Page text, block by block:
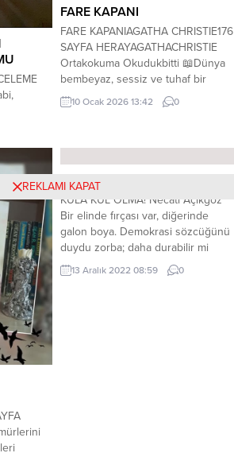
İslam
Büyük
biraz
de ilk
bitecek
FARE KAPANI
FARE KAPANIAGATHA CHRISTIE176
SAYFA HERAYAGATHACHRISTIE
Ortakokuma Okudukbitti 📖Dünya
bembeyaz, sessiz ve tuhaf bir
biçimde tehlikelerle dolu. 🌬❄️Yılın
ilk Agatha Christie okumasını
üzere. ❄️🌬Öykülerden oluşan bir
kitap eşlik etti bize bu kez....
10 Ocak 2026 13:42 0
KULA KUL OLMA!
KULA KUL OLMA! Necati Açıkgöz
Bir elinde fırçası var, diğerinde
galon boya. Demokrasi sözcüğünü
duydu zorba; daha durabilir mi
dersin yerinde? Kaçışın yok,
Kurtuluşun yok işin bitiktir
13 Aralık 2022 08:59 0
REKLAMI KAPAT